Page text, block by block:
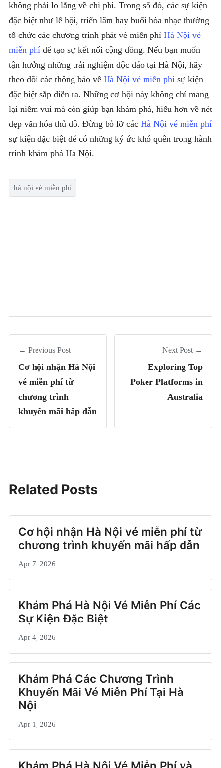
không phải lo lắng về chi phí. Trong số đó, các sự kiện
đặc biệt như lễ hội, triển lãm hay buổi hòa nhạc thường
tổ chức các chương trình phát vé miễn phí Hà Nội vé
miễn phí để tạo sự kết nối cộng đồng. Nếu bạn muốn
tận hưởng những trải nghiệm độc đáo tại Hà Nội, hãy
theo dõi các thông báo về Hà Nội vé miễn phí sự kiện
đặc biệt sắp diễn ra. Những cơ hội này không chỉ mang
lại niềm vui mà còn giúp bạn khám phá, hiểu hơn về nét
đẹp văn hóa thủ đô. Đừng bỏ lỡ các Hà Nội vé miễn phí
sự kiện đặc biệt để có những ký ức khó quên trong hành
trình khám phá Hà Nội.
hà nội vé miễn phí
← Previous Post
Cơ hội nhận Hà Nội
vé miễn phí từ
chương trình
khuyến mãi hấp dẫn
Next Post →
Exploring Top
Poker Platforms in
Australia
Related Posts
Cơ hội nhận Hà Nội vé miễn phí từ
chương trình khuyến mãi hấp dẫn
Apr 7, 2026
Khám Phá Hà Nội Vé Miễn Phí Các
Sự Kiện Đặc Biệt
Apr 4, 2026
Khám Phá Các Chương Trình
Khuyến Mãi Vé Miễn Phí Tại Hà
Nội
Apr 1, 2026
Khám Phá Hà Nội Vé Miễn Phí và